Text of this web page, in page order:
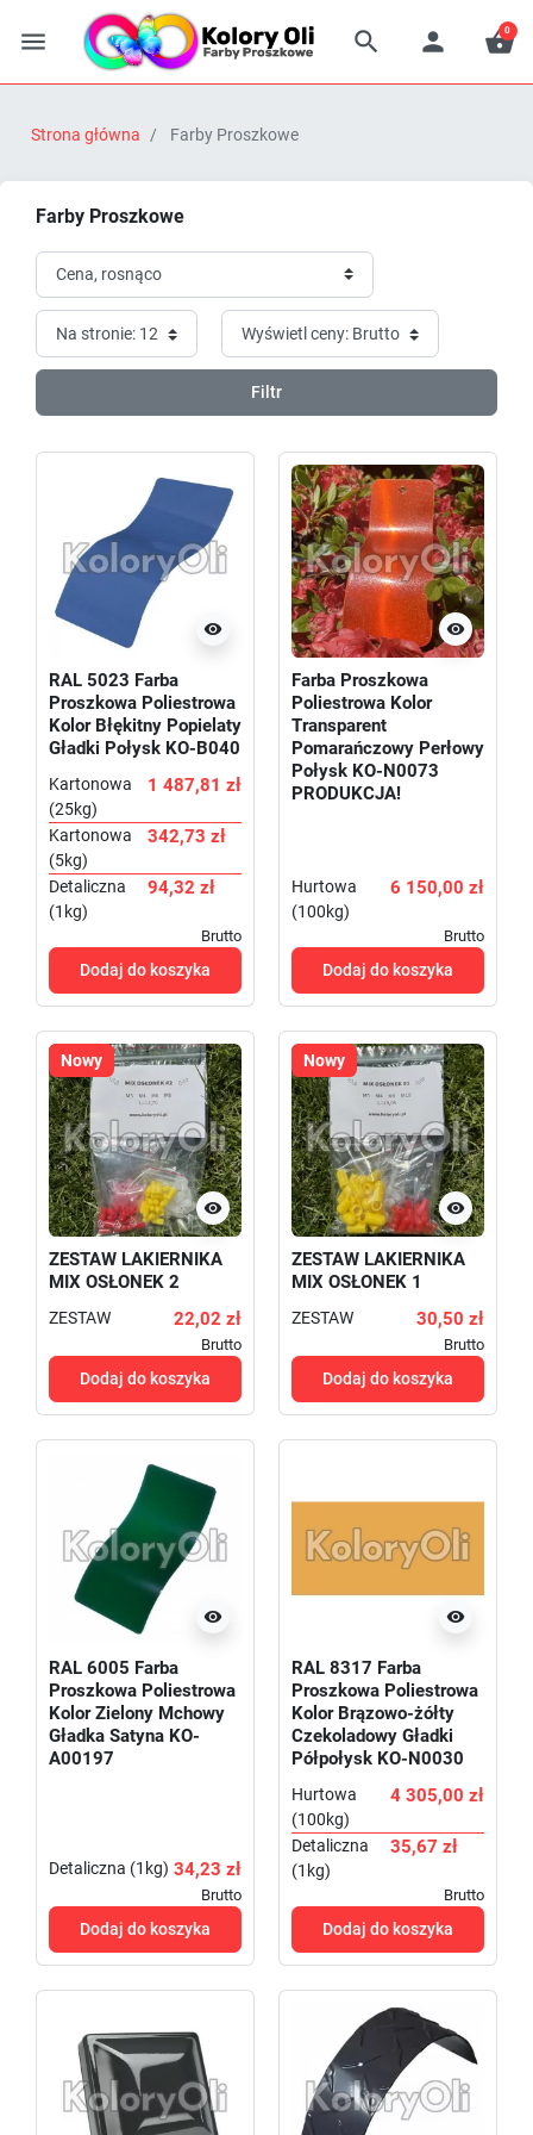
   
0
Strona główna Farby Proszkowe
Farby Proszkowe
Filtr

RAL 5023 Farba
Proszkowa Poliestrowa
Kolor Błękitny Popielaty
Gładki Połysk KO-B040
Kartonowa
(25kg)
1 487,81 zł
Kartonowa
(5kg)
342,73 zł
Detaliczna
(1kg)
94,32 zł
Brutto
Dodaj do koszyka

Farba Proszkowa
Poliestrowa Kolor
Transparent
Pomarańczowy Perłowy
Połysk KO-N0073
PRODUKCJA!
Hurtowa
(100kg)
6 150,00 zł
Brutto
Dodaj do koszyka
Nowy

ZESTAW LAKIERNIKA
MIX OSŁONEK 2
ZESTAW 22,02 zł
Brutto
Dodaj do koszyka
Nowy

ZESTAW LAKIERNIKA
MIX OSŁONEK 1
ZESTAW 30,50 zł
Brutto
Dodaj do koszyka

RAL 6005 Farba
Proszkowa Poliestrowa
Kolor Zielony Mchowy
Gładka Satyna KO-
A00197
Detaliczna (1kg) 34,23 zł
Brutto
Dodaj do koszyka

RAL 8317 Farba
Proszkowa Poliestrowa
Kolor Brązowo-żółty
Czekoladowy Gładki
Półpołysk KO-N0030
Hurtowa
(100kg)
4 305,00 zł
Detaliczna
(1kg)
35,67 zł
Brutto
Dodaj do koszyka